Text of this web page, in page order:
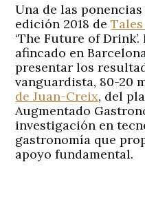
Una de las
edición 2018 de
‘The Future of
afincado en Barcelona
presentar los
vanguardista, 80-20
de Juan-Creix, del
Augmentado
investigación en
gastronomía que
apoyo fundamental.